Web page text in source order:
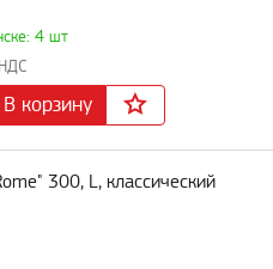
4 шт
В корзину
300, L, классический